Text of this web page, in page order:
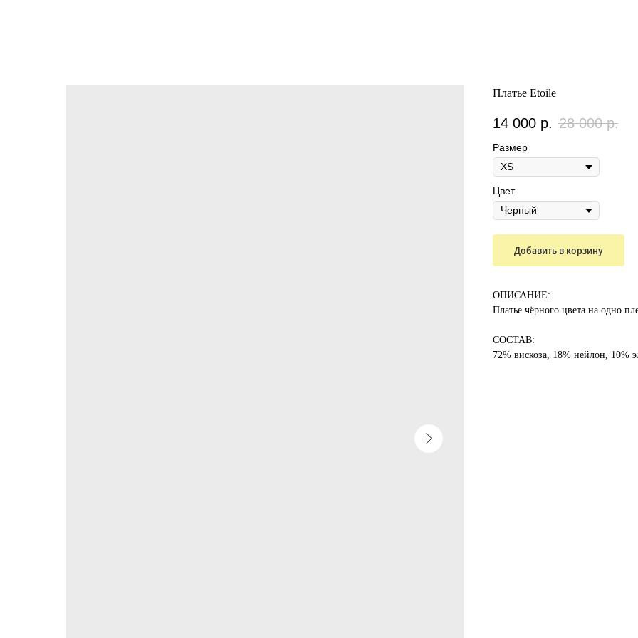
Платье Etoile
14 000 р. 28 000 р.
Размер
Цвет
Добавить в корзину
ОПИСАНИЕ:
Платье чёрного цвета на одно
СОСТАВ:
72% вискоза, 18% нейлон, 10%